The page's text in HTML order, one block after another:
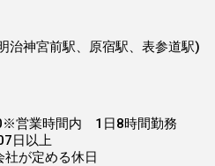
治神宮前駅、原宿駅、表参道駅)
営業時間内 1日8時間勤務
日以上
社が定める休日